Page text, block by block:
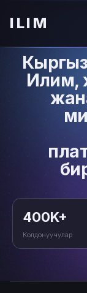
ILIM
Илим,
400K+
Колдонуучулар